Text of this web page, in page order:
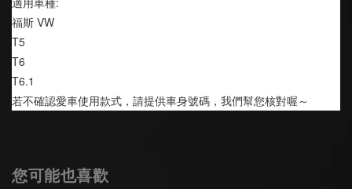
福斯 VW
T5
T6
T6.1
若不確認愛車使用款式，請提供車身號碼，我們幫您核對喔～
您可能也喜歡